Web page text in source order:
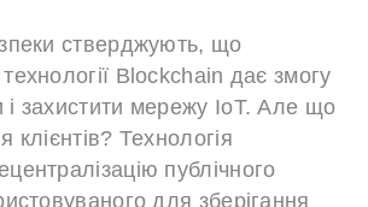
стверджують, що
Blockchain дає змогу
і захистити мережу IoT. Але що
клієнтів? Технологія
публічного
для зберігання